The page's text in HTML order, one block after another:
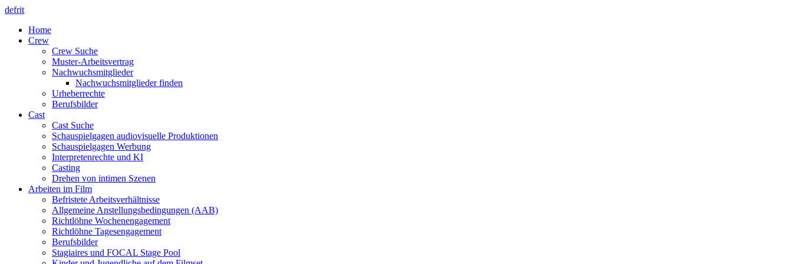
defrit
Home
Crew
Crew Suche
Muster-Arbeitsvertrag
Nachwuchsmitglieder
Nachwuchsmitglieder finden
Urheberrechte
Berufsbilder
Cast
Cast Suche
Schauspielgagen audiovisuelle Produktionen
Schauspielgagen Werbung
Interpretenrechte und KI
Casting
Drehen von intimen Szenen
Arbeiten im Film
Befristete Arbeitsverhältnisse
Allgemeine Anstellungsbedingungen (AAB)
Richtlöhne Wochenengagement
Richtlöhne Tagesengagement
Berufsbilder
Stagiaires und FOCAL Stage Pool